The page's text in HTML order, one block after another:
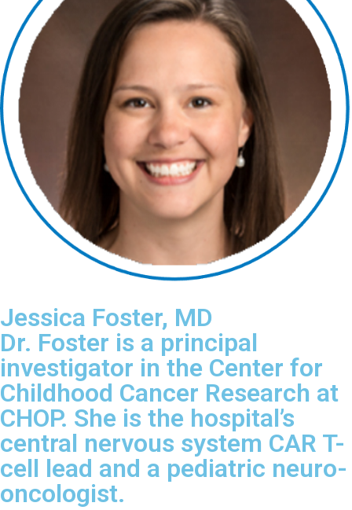
Jessica Foster, MD
Dr. Foster is a principal
investigator in the Center for
Childhood Cancer Research at
CHOP. She is the hospital’s
central nervous system CAR T-
cell lead and a pediatric neuro-
oncologist.